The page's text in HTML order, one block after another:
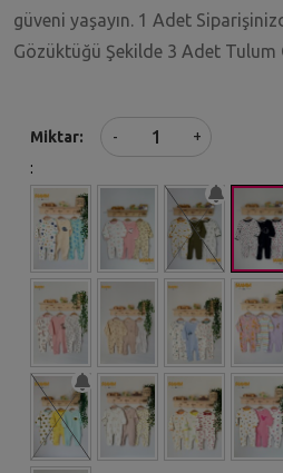
güveni yaşayın. 1 Adet
Gözüktüğü Şekilde 3 Adet Tulum
Miktar -
+
: